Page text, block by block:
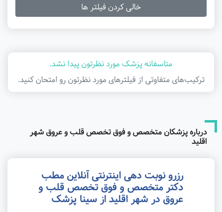
خالی کردن فیلتر ها
متاسفانه پزشک مورد نظرتون پیدا نشد.
ترکیب‌های متفاوتی از فیلتر‌های مورد نظرتون رو امتحان کنید.
درباره پزشکان متخصص و فوق تخصص قلب و عروق شهر
اقلید
رزرو نوبت دهی اینترنتی آنلاین مطب
دکتر متخصص و فوق تخصص قلب و
عروق در شهر اقلید از سینا پزشک